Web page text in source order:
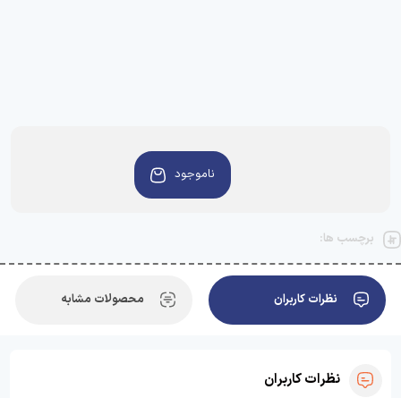
ناموجود
برچسب ها:
نظرات کاربران محصولات مشابه
نظرات کاربران